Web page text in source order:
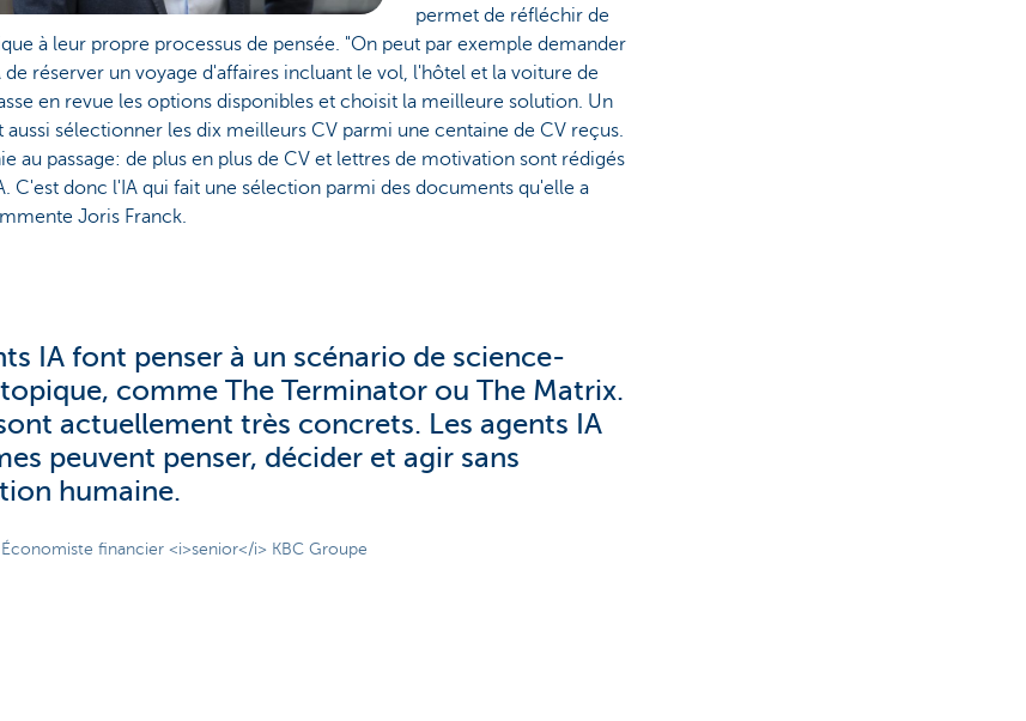
permet de réfléchir de
à leur propre processus de pensée. "On peut par exemple demander
de réserver un voyage d'affaires incluant le vol, l'hôtel et la voiture de
en revue les options disponibles et choisit la meilleure solution. Un
aussi sélectionner les dix meilleurs CV parmi une centaine de CV reçus.
au passage: de plus en plus de CV et lettres de motivation sont rédigés
C'est donc l'IA qui fait une sélection parmi des documents qu'elle a
Joris Franck.
IA font penser à un scénario de science-
comme The Terminator ou The Matrix.
actuellement très concrets. Les agents IA
peuvent penser, décider et agir sans
humaine.
financier <i>senior</i> KBC Groupe